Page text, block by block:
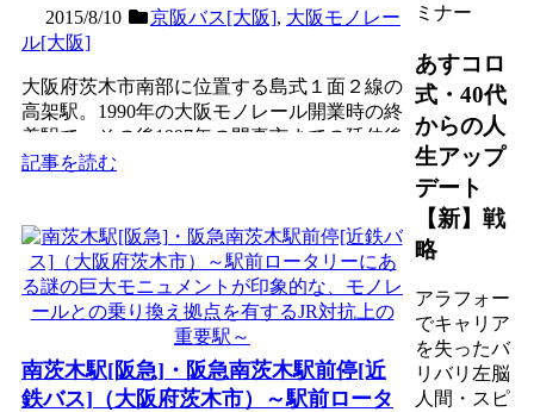
2015/8/10 京阪バス[大阪], 大阪モノレー
ル[大阪]
大阪府茨木市南部に位置する島式１面２線の
高架駅。1990年の大阪モノレール開業時の終
着駅で、その後1997年の門真市までの延伸後
途中駅となる...
記事を読む
南茨木駅[阪急]・阪急南茨木駅前停[近
鉄バス]（大阪府茨木市）～駅前ロータ
ミナー
あすコロ
式・40代
からの人
生アップ
デート
【新】戦
略
アラフォー
でキャリア
を失ったバ
リバリ左脳
人間・スピ